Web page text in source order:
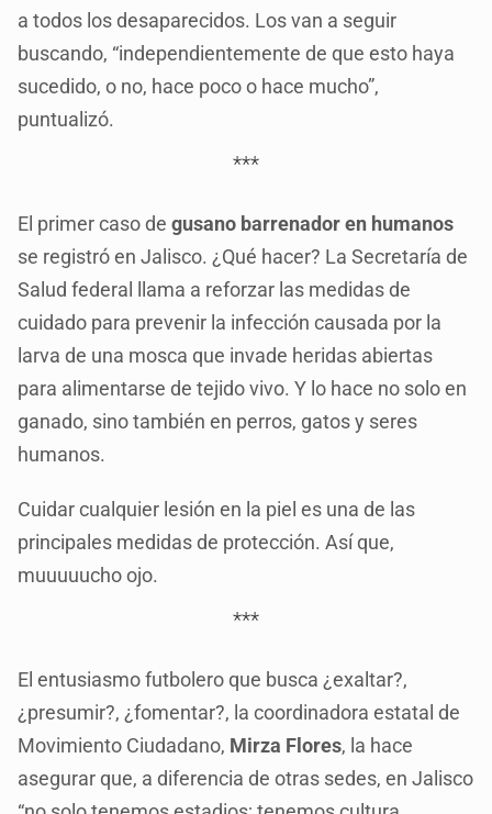
a todos los desaparecidos. Los van a seguir
buscando, “independientemente de que esto haya
sucedido, o no, hace poco o hace mucho”,
puntualizó.
***
El primer caso degusano barrenador en humanos
se registró en Jalisco. ¿Qué hacer? La Secretaría de
Salud federal llama a reforzar las medidas de
cuidado para prevenir la infección causada por la
larva de una mosca que invade heridas abiertas
para alimentarse de tejido vivo. Y lo hace no solo en
ganado, sino también en perros, gatos y seres
humanos.
Cuidar cualquier lesión en la piel es una de las
principales medidas de protección. Así que,
muuuuucho ojo.
***
El entusiasmo futbolero que busca ¿exaltar?,
¿presumir?, ¿fomentar?, la coordinadora estatal de
Movimiento Ciudadano, Mirza Flores, la hace
asegurar que, a diferencia de otras sedes, en Jalisco